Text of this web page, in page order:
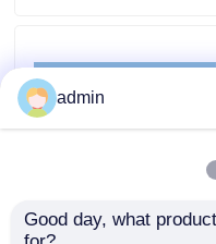
Permintaan
Ruang Lingkup
admin
Good day, what